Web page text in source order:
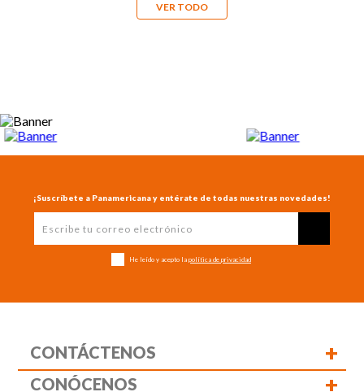
VER TODO
¡Suscríbete a Panamericana y entérate de todas nuestras novedades!
He leído y acepto la política de privacidad
CONTÁCTENOS +
CONÓCENOS +